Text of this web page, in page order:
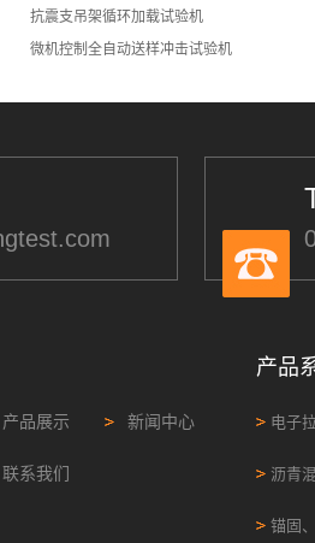
抗震支吊架循环加载试验机
微机控制全自动送样冲击试验机
产品展示 新闻中心
联系我们
产品
电子
沥青
锚固